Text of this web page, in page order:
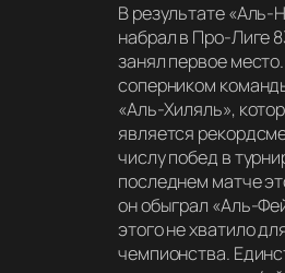
В результате «Аль-
набрал в Про-Лиге
занял первое
соперником
«Аль-Хиляль»,
является
числу побед в
последнем матче
он обыграл «Аль-
этого не хватило
чемпионства.